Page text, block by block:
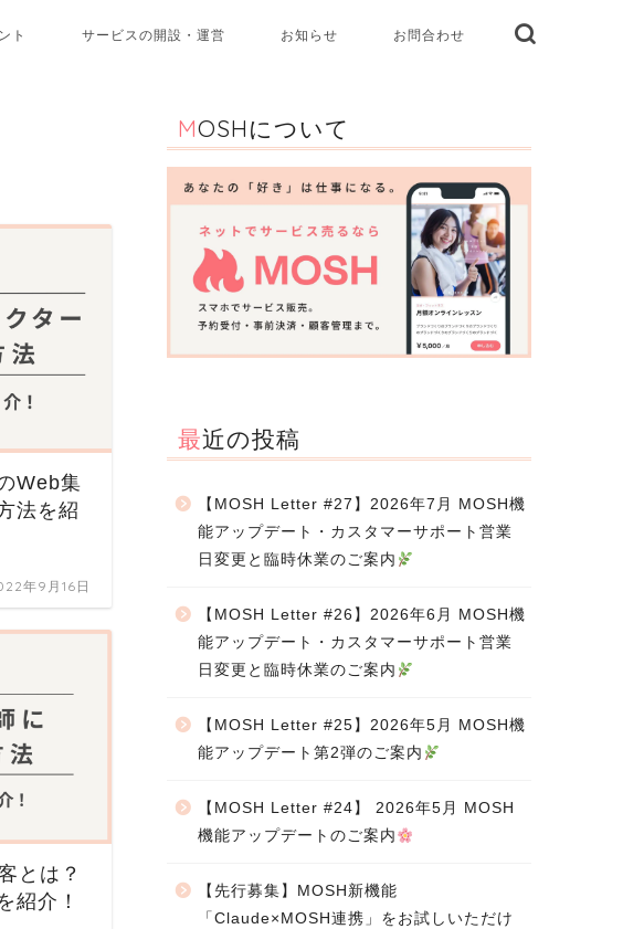
ト サービスの開設・運営 お知らせ お問合わせ
Web集
法を紹
年9月16日
とは？
紹介！
MOSHについて
最近の投稿
【MOSH Letter #27】2026年7月 MOSH機
能アップデート・カスタマーサポート営業
日変更と臨時休業のご案内
【MOSH Letter #26】2026年6月 MOSH機
能アップデート・カスタマーサポート営業
日変更と臨時休業のご案内
【MOSH Letter #25】2026年5月 MOSH機
能アップデート第2弾のご案内
【MOSH Letter #24】 2026年5月 MOSH
機能アップデートのご案内
【先行募集】MOSH新機能
「Claude×MOSH連携」をお試しいただけ